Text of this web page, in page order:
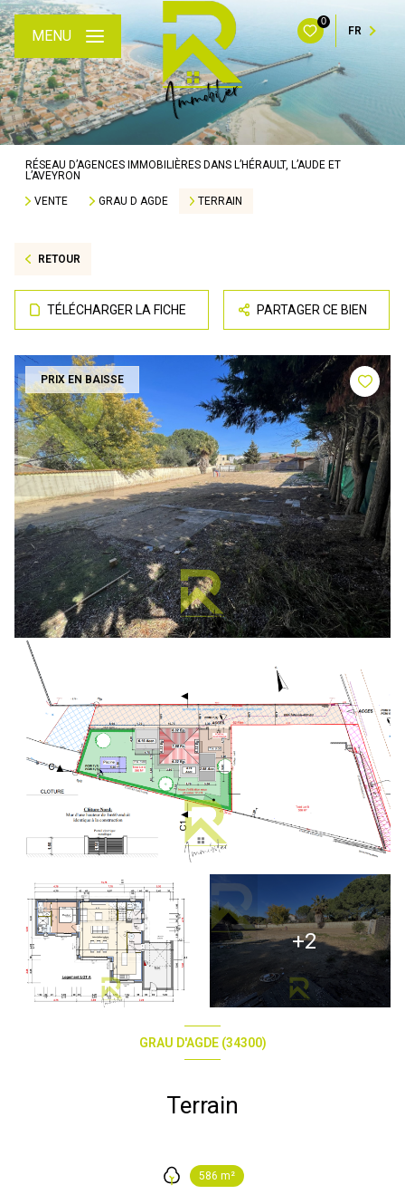
0
FR
MENU
RÉSEAU D’AGENCES IMMOBILIÈRES DANS L’HÉRAULT, L’AUDE ET
L’AVEYRON
VENTE
GRAU D AGDE TERRAIN
RETOUR
TÉLÉCHARGER LA FICHE PARTAGER CE BIEN
PRIX EN BAISSE
+2
GRAU D'AGDE (34300)
Terrain
586 m²